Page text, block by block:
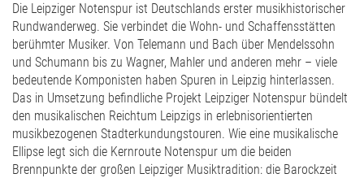
Die Leipziger Notenspur ist Deutschlands erster musikhistorischer
Rundwanderweg. Sie verbindet die Wohn- und Schaffensstätten
berühmter Musiker. Von Telemann und Bach über Mendelssohn
und Schumann bis zu Wagner, Mahler und anderen mehr – viele
bedeutende Komponisten haben Spuren in Leipzig hinterlassen.
Das in Umsetzung befindliche Projekt Leipziger Notenspur bündelt
den musikalischen Reichtum Leipzigs in erlebnisorientierten
musikbezogenen Stadterkundungstouren. Wie eine musikalische
Ellipse legt sich die Kernroute Notenspur um die beiden
Brennpunkte der großen Leipziger Musiktradition: die Barockzeit